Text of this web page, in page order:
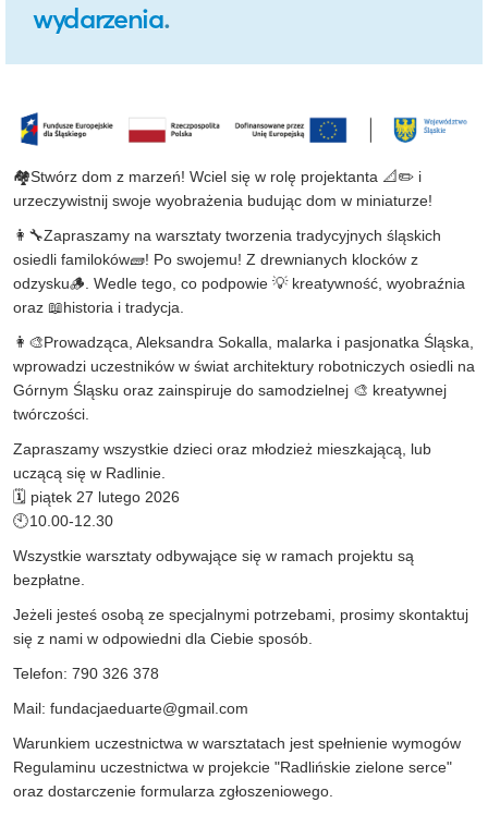
wydarzenia.
🏘️Stwórz dom z marzeń! Wciel się w rolę projektanta 📐✏️ i
urzeczywistnij swoje wyobrażenia budując dom w miniaturze!
👩🔧Zapraszamy na warsztaty tworzenia tradycyjnych śląskich
osiedli familoków🧱! Po swojemu! Z drewnianych klocków z
odzysku🪵. Wedle tego, co podpowie 💡 kreatywność, wyobraźnia
oraz 📖historia i tradycja.
👩🎨Prowadząca, Aleksandra Sokalla, malarka i pasjonatka Śląska,
wprowadzi uczestników w świat architektury robotniczych osiedli na
Górnym Śląsku oraz zainspiruje do samodzielnej 🎨 kreatywnej
twórczości.
Zapraszamy wszystkie dzieci oraz młodzież mieszkającą, lub
uczącą się w Radlinie.
🗓️ piątek 27 lutego 2026
🕙10.00-12.30
Wszystkie warsztaty odbywające się w ramach projektu są
bezpłatne.
Jeżeli jesteś osobą ze specjalnymi potrzebami, prosimy skontaktuj
się z nami w odpowiedni dla Ciebie sposób.
Telefon: 790 326 378
Mail: fundacjaeduarte@gmail.com
Warunkiem uczestnictwa w warsztatach jest spełnienie wymogów
Regulaminu uczestnictwa w projekcie "Radlińskie zielone serce"
oraz dostarczenie formularza zgłoszeniowego.